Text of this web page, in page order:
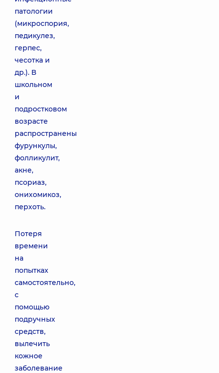
патологии
(микроспория,
педикулез,
герпес,
чесотка и
др.). В
школьном
и
подростковом
возрасте
распространены
фурункулы,
фолликулит,
акне,
псориаз,
онихомикоз,
перхоть.
Потеря
времени
на
попытках
самостоятельно,
с
помощью
подручных
средств,
вылечить
кожное
заболевание